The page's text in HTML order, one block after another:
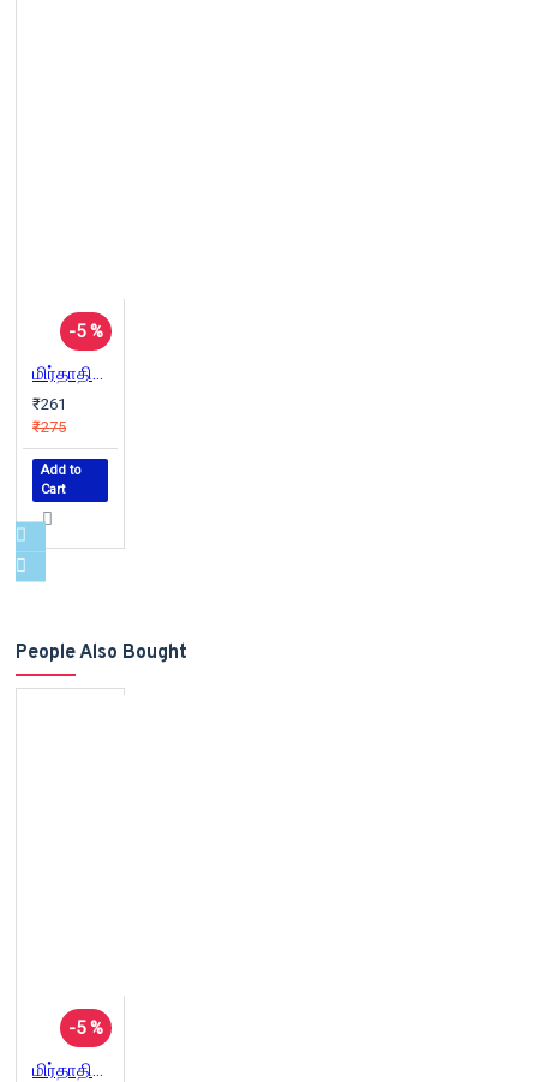
-5 %
மிர்தாதின் புத்தகம் | The Book of Mirdad
₹261
₹275
Add to
Cart
People Also Bought
-5 %
மிர்தாதின் புத்தகம் | The Book of Mirdad